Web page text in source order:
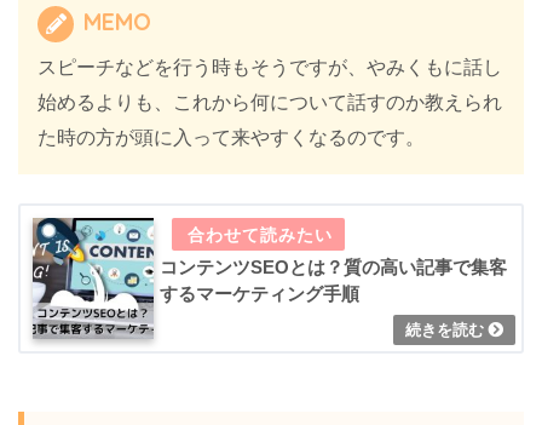
MEMO
スピーチなどを行う時もそうですが、やみくもに話し
始めるよりも、これから何について話すのか教えられ
た時の方が頭に入って来やすくなるのです。
コンテンツSEOとは？質の高い記事で集客
するマーケティング手順